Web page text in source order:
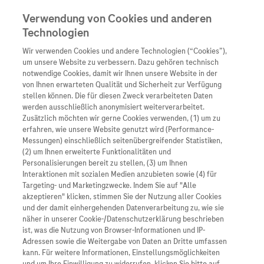
Unternehmen
Übersicht
Wer wir sind
Was uns antreibt
Unsere Standorte
Roche Stories
Events
Innovation
Übersicht
Forschung
Personalisierte
Digitalisierung
Blog Zukunftslabor
Übersicht
Unser Service für
Informationen zu
Diagnostik ist
Klinische Studien
Arzneimittel
Übersicht
Arzneimittel A-Z
Roche Pipeline
Roche Fachportal
Diagnostik
Kontakt
Presse
Karriere
Verwendung von Cookies und anderen
Technologien
Wir verwenden Cookies und andere Technologien (“Cookies”),
um unsere Website zu verbessern. Dazu gehören technisch
notwendige Cookies, damit wir Ihnen unsere Website in der
von Ihnen erwarteten Qualität und Sicherheit zur Verfügung
stellen können. Die für diesen Zweck verarbeiteten Daten
werden ausschließlich anonymisiert weiterverarbeitet.
Zusätzlich möchten wir gerne Cookies verwenden, (1) um zu
erfahren, wie unsere Website genutzt wird (Performance-
Messungen) einschließlich seitenübergreifender Statistiken,
(2) um Ihnen erweiterte Funktionalitäten und
Personalisierungen bereit zu stellen, (3) um Ihnen
Interaktionen mit sozialen Medien anzubieten sowie (4) für
Targeting- und Marketingzwecke. Indem Sie auf "Alle
akzeptieren" klicken, stimmen Sie der Nutzung aller Cookies
und der damit einhergehenden Datenverarbeitung zu, wie sie
näher in unserer Cookie-/Datenschutzerklärung beschrieben
ist, was die Nutzung von Browser-Informationen und IP-
Adressen sowie die Weitergabe von Daten an Dritte umfassen
kann. Für weitere Informationen, Einstellungsmöglichkeiten